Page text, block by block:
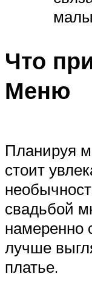
Что
Меню
Планируя
стоит
свадьбой
намеренно
лучше
платье.